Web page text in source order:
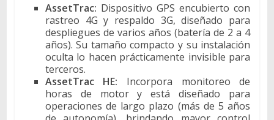
AssetTrac: Dispositivo GPS encubierto con
rastreo 4G y respaldo 3G, diseñado para
despliegues de varios años (batería de 2 a 4
años). Su tamaño compacto y su instalación
oculta lo hacen prácticamente invisible para
terceros.
AssetTrac HE: Incorpora monitoreo de
horas de motor y está diseñado para
operaciones de largo plazo (más de 5 años